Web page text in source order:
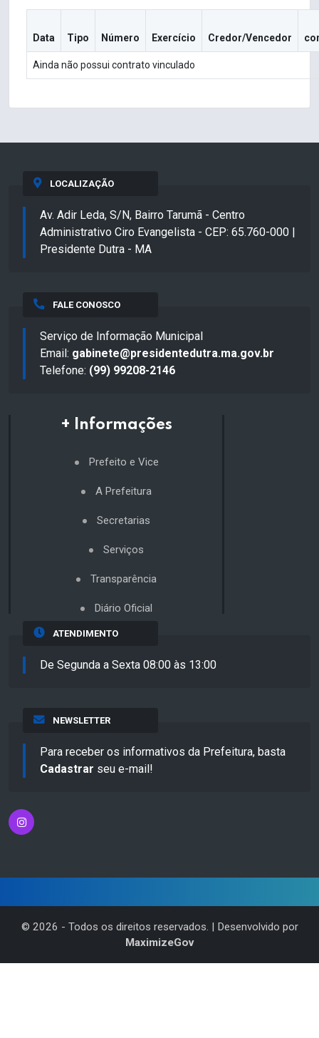
Data Tipo Número Exercício Credor/Vencedor
Ainda não possui contrato vinculado
LOCALIZAÇÃO
Av. Adir Leda, S/N, Bairro Tarumã - Centro
Administrativo Ciro Evangelista - CEP: 65.760-000 |
Presidente Dutra - MA
FALE CONOSCO
Serviço de Informação Municipal
Email: gabinete@presidentedutra.ma.gov.br
Telefone: (99) 99208-2146
+ Informações
Prefeito e Vice
A Prefeitura
Secretarias
Serviços
Transparência
Diário Oficial
ATENDIMENTO
De Segunda a Sexta 08:00 às 13:00
NEWSLETTER
Para receber os informativos da Prefeitura, basta
Cadastrar seu e-mail!
© 2026 - Todos os direitos reservados. | Desenvolvido por
MaximizeGov